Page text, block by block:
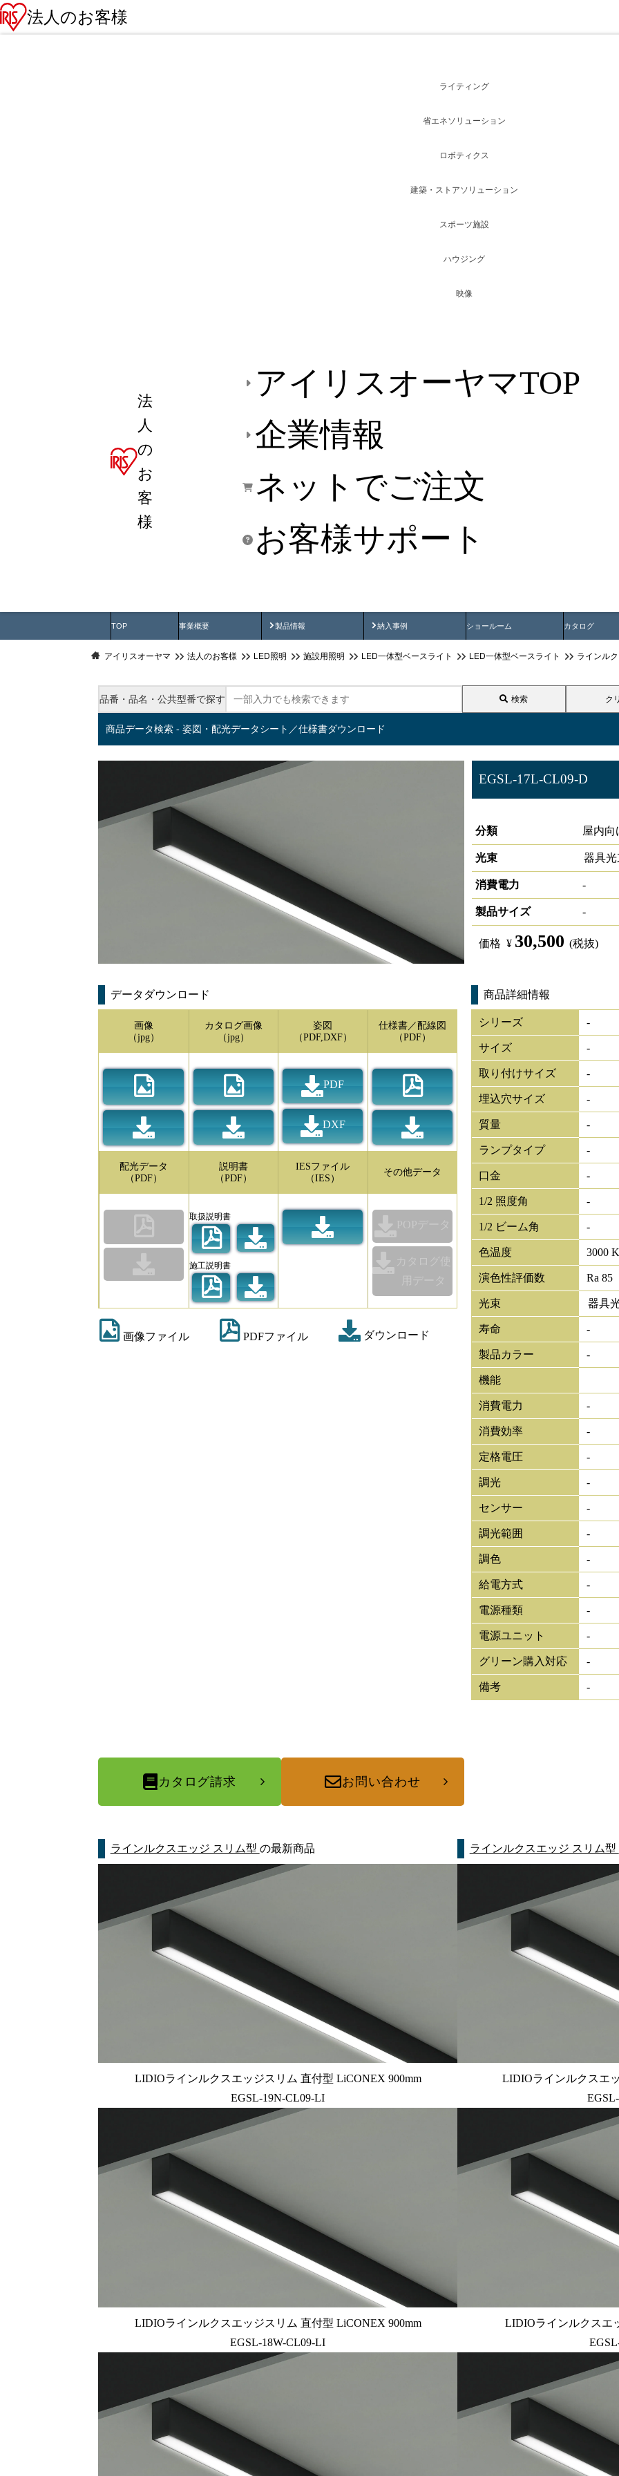
法人のお客様
法
人
の
お
客
様
アイリスオーヤマTOP
企業情報
ネットでご注文
お客様サポート
ライティング
省エネソリューション
ロボティクス
建築・ストアソリューション
スポーツ施設
ハウジング
映像
TOP 事業概要 製品情報
製品動画 納入事例
納入事例動画 ショールーム カタログ
アイリスオーヤマ 法人のお客様 LED照明 施設用照明 LED一体型ベースライト LED一体型ベースライト ラインル
品番・品名・公共型番で探す 検索 ク
商品データ検索 - 姿図・配光データシート／仕様書ダウンロード
EGSL-17L-CL09-D
分類
屋内向
光束 器具光
消費電力 -
製品サイズ -
価格 ¥ 30,500 (税抜)
データダウンロード
画像
（jpg）
カタログ画像
（jpg）
姿図
（PDF,DXF）
PDF
DXF
仕様書／配線図
（PDF）
配光データ
（PDF）
説明書
（PDF）
取扱説明書
施工説明書
IESファイル
（IES）
その他データ
POPデータ
カタログ使
用データ
画像ファイル PDFファイル ダウンロード
商品詳細情報
シリーズ -
サイズ -
取り付けサイズ -
埋込穴サイズ -
質量 -
ランプタイプ -
口金 -
1/2 照度角 -
1/2 ビーム角 -
色温度 3000 K
演色性評価数 Ra 85
光束 器具
寿命 -
製品カラー -
機能
消費電力 -
消費効率 -
定格電圧 -
調光 -
センサー -
調光範囲 -
調色 -
給電方式 -
電源種類 -
電源ユニット -
グリーン購入対応 -
備考 -
カタログ請求 お問い合わせ
ラインルクスエッジ スリム型 の最新商品
LIDIOラインルクスエッジスリム 直付型 LiCONEX 900mm
EGSL-19N-CL09-LI
LIDIOラインルクスエッジスリム 直付型 LiCONEX 900mm
EGSL-18W-CL09-LI
ラインルクスエッジ スリム型
LIDIOラインルクスエ
LIDIOラインルクスエ